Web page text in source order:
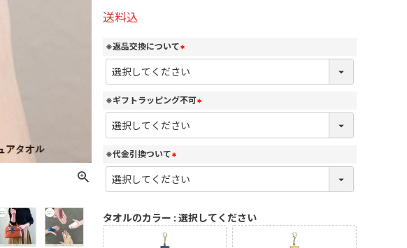
送料込
※返品交換について
(
必
須
)
※ギフトラッピング不可
(
須
※代金引換ついて
(
必
須
タオルのカラー 選択してください